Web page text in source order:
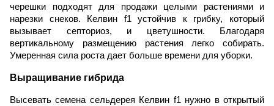
черешки подходят для продажи целыми растениями и
нарезки снеков. Келвин f1 устойчив к грибку, который
вызывает септориоз, и цветушности. Благодаря
вертикальному размещению растения легко собирать.
Умеренная сила роста дает больше времени для уборки.
Выращивание гибрида
Высевать семена сельдерея Келвин f1 нужно в открытый